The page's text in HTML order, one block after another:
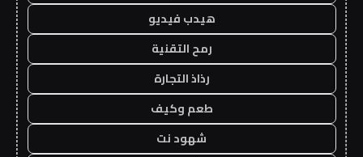
هيدب فيديو
رمح التقنية
رذاذ التجارة
طعم وكيف
شهود نت